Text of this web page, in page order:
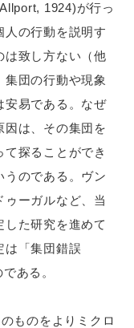
1924)が行っ
人の行動を説明す
は致し方ない（他
団の行動や現象
安易である。なぜ
因は、その集団を
探ることができ
うのである。ヴン
ゥーガルなど、当
た研究を進めて
は「集団錯誤
ある。
ものをよりミクロ